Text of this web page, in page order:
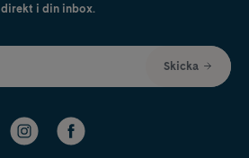
direkt i din inbox.
Skicka